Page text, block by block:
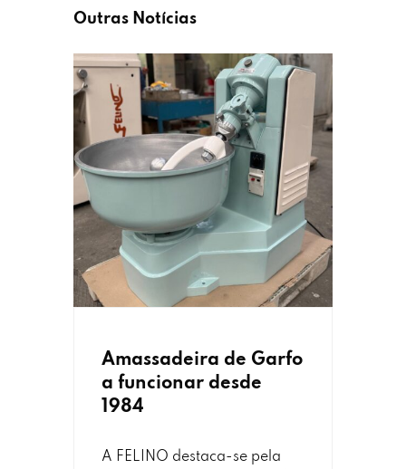
Outras Notícias
Amassadeira de Garfo
a funcionar desde
1984
A FELINO destaca-se pela